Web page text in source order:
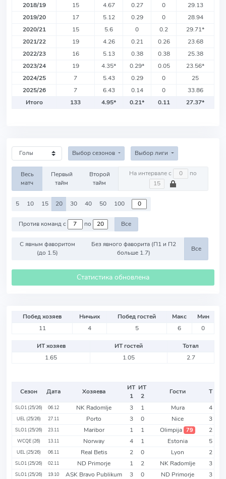
2018/19
15 4.67 0.27 0
29.13
2019/20
17 5.12 0.29 0
28.94
2020/21
15 5.6 0 0.2 29.71*
2021/22
19 4.26 0.21 0.26
23.68
2022/23
16 5.13 0.38 0.38
25.38
2023/24
19 4.35* 0.29* 0.05 23.56*
2024/25
7 5.43 0.29 0
25
2025/26
7 6.43 0.14 0
33.86
Итого
133 4.95* 0.21* 0.11 27.37*
Выбор сезонов Выбор лиги
Весь
матч
Первый
тайм
Второй
тайм
На интервале с по
5 10 15 20 30 40 50 100
Против команд с по Все
С явным фаворитом
(до 1.5)
Без явного фаворита (П1 и П2
больше 1.7)
Все
Статистика обновлена
Побед хозяев Ничьих Побед гостей Макс
Мин
11
4 5 6 0
ИТ хозяев ИТ гостей
Тотал
1.65
1.05 2.7
Сезон Дата Хозяева
ИТ
1
ИТ
2
Гости Т
SLO1 (25/26) 06.12 NK Radomlje 3 1 Mura 4
UEL (25/26) 27.11 Porto 3 0 Nice 3
SLO1 (25/26) 23.11 Maribor 1 1 Olimpija 79 2
WCQE (26) 13.11 Norway 4 1 Estonia 5
UEL (25/26) 06.11 Real Betis 2 0 Lyon 2
SLO1 (25/26) 02.11 ND Primorje 1 2 NK Radomlje 3
SLO1 (25/26) 19.10 ASK Bravo Publikum 3 0 ND Primorje 3